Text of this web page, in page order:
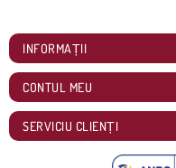
INFORMAȚII
CONTUL MEU
SERVICIU CLIENȚI